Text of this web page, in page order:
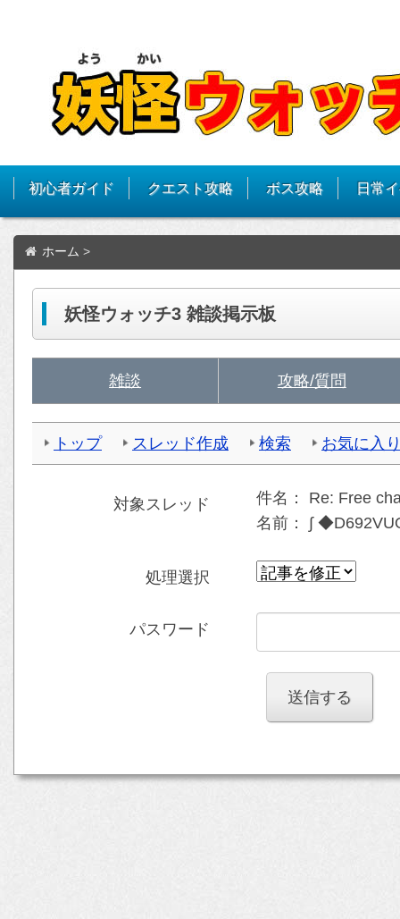
初心者ガイド クエスト攻略 ボス攻略 日常
ホーム >
妖怪ウォッチ3 雑談掲示板
雑談 攻略/質問
トップ スレッド作成 検索 お気に入
対象スレッド 件名： Re: Free
名前： ∫
処理選択
パスワード